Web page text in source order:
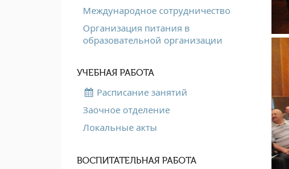
Международное сотрудничество
Организация питания в
образовательной организации
УЧЕБНАЯ РАБОТА
Расписание занятий
Заочное отделение
Локальные акты
ВОСПИТАТЕЛЬНАЯ РАБОТА